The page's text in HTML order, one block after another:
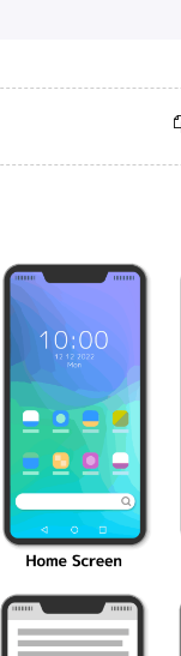
略に役立
すめパーテ